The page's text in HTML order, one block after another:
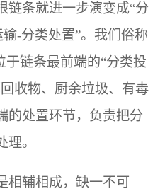
链条就进一步演变成“分
-分类处置”。我们俗称
于链条最前端的“分类投
收物、厨余垃圾、有毒
的处置环节，负责把分
。
相辅相成，缺一不可